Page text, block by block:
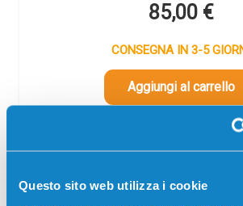
Questo sito web utilizza i cookie
85,00 €
CONSEGNA IN 3-5
Aggiungi al carrello
03 21